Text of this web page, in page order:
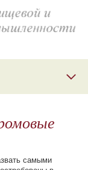
самыми